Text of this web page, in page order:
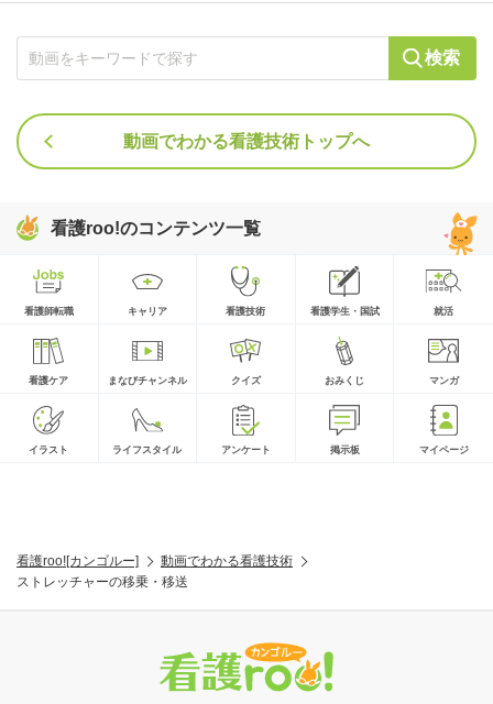
検索
動画でわかる看護技術トップへ
看護roo!のコンテンツ一覧
看護師転職 キャリア 看護技術 看護学生・国試 就活
看護ケア まなびチャンネル クイズ おみくじ マンガ
イラスト ライフスタイル アンケート 掲示板 マイページ
看護roo![カンゴルー]
動画でわかる看護技術
ストレッチャーの移乗・移送